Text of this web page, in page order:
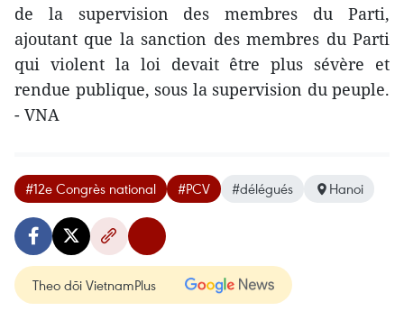
de la supervision des membres du Parti,
ajoutant que la sanction des membres du Parti
qui violent la loi devait être plus sévère et
rendue publique, sous la supervision du peuple.
- VNA
#12e Congrès national #PCV #délégués Hanoi
Theo dõi VietnamPlus